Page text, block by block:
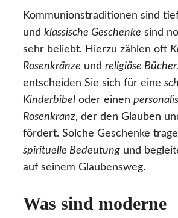
Kommunionstraditionen sind
und klassische Geschenke sind
sehr beliebt. Hierzu zählen oft
Rosenkränze und religiöse Bücher
entscheiden Sie sich für eine
Kinderbibel oder einen
Rosenkranz, der den Glauben
fördert. Solche Geschenke
spirituelle Bedeutung und
auf seinem Glaubensweg.
Was sind moderne